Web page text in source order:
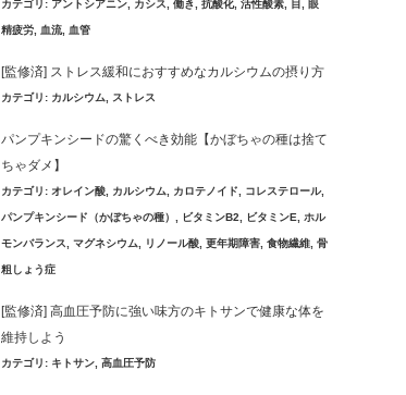
カテゴリ: アントシアニン カシス 働き 抗酸化, 活性酸素 目 眼
精疲労 血流 血管
[監修済] ストレス緩和におすすめなカルシウムの摂り方
カテゴリ: カルシウム ストレス
パンプキンシードの驚くべき効能【かぼちゃの種は捨て
ちゃダメ】
カテゴリ: オレイン酸 カルシウム カロテノイド コレステロール,
パンプキンシード（かぼちゃの種） ビタミンB2 ビタミンE ホル
モンバランス マグネシウム リノール酸 更年期障害 食物繊維 骨
粗しょう症
[監修済] 高血圧予防に強い味方のキトサンで健康な体を
維持しよう
カテゴリ: キトサン 高血圧予防